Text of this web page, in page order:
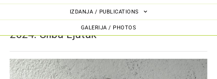
IZDANJA / PUBLICATIONS
GALERIJA / PHOTOS
2024: Silba Ljutak